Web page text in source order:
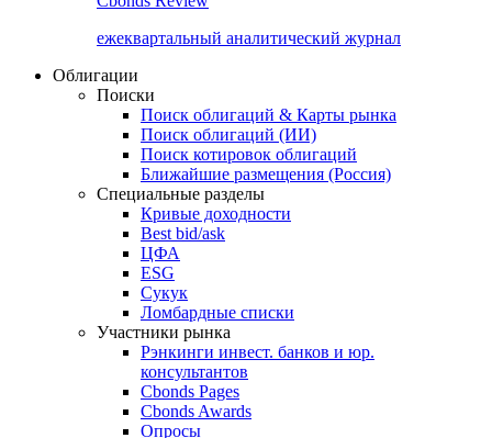
Cbonds Review
ежеквартальный аналитический журнал
Облигации
Поиски
Поиск облигаций & Карты рынка
Поиск облигаций (ИИ)
Поиск котировок облигаций
Ближайшие размещения (Россия)
Специальные разделы
Кривые доходности
Best bid/ask
ЦФА
ESG
Сукук
Ломбардные списки
Участники рынка
Рэнкинги инвест. банков и юр.